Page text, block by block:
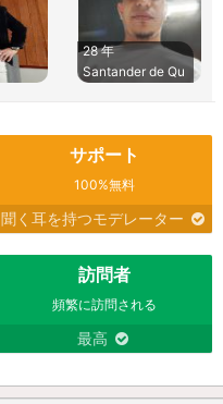
28 年
Santander de Qu
サポート
100%無料
聞く耳を持つモデレーター
訪問者
頻繁に訪問される
最高